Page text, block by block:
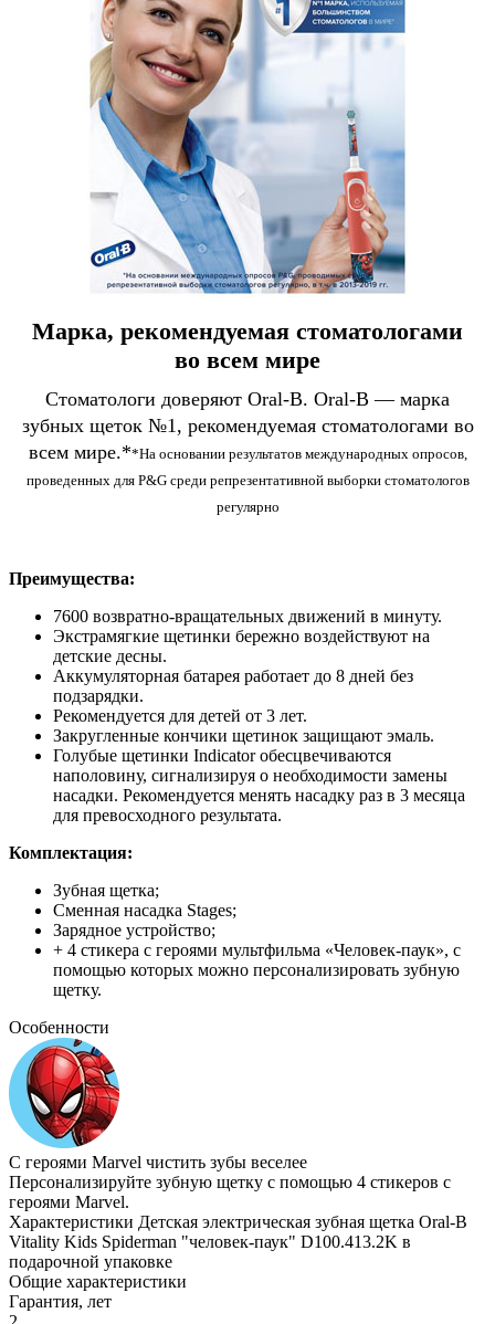
Марка, рекомендуемая стоматологами
во всем мире
Стоматологи доверяют Oral-B. Oral-B — марка
зубных щеток №1, рекомендуемая стоматологами во
всем мире.**На основании результатов международных опросов,
проведенных для P&G среди репрезентативной выборки стоматологов
регулярно
Преимущества:
7600 возвратно-вращательных движений в минуту.
Экстрамягкие щетинки бережно воздействуют на
детские десны.
Аккумуляторная батарея работает до 8 дней без
подзарядки.
Рекомендуется для детей от 3 лет.
Закругленные кончики щетинок защищают эмаль.
Голубые щетинки Indicator обесцвечиваются
наполовину, сигнализируя о необходимости замены
насадки. Рекомендуется менять насадку раз в 3 месяца
для превосходного результата.
Комплектация:
Зубная щетка;
Сменная насадка Stages;
Зарядное устройство;
+ 4 стикера с героями мультфильма «Человек-паук», с
помощью которых можно персонализировать зубную
щетку.
Особенности
С героями Marvel чистить зубы веселее
Персонализируйте зубную щетку с помощью 4 стикеров с
героями Marvel.
Характеристики Детская электрическая зубная щетка Oral-B
Vitality Kids Spiderman "человек-паук" D100.413.2K в
подарочной упаковке
Общие характеристики
Гарантия, лет